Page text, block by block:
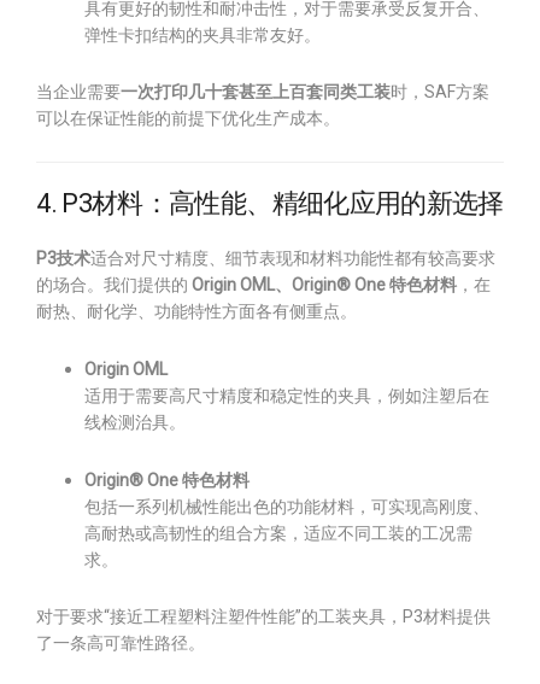
具有更好的韧性和耐冲击性，对于需要承受反复开合、
弹性卡扣结构的夹具非常友好。
当企业需要一次打印几十套甚至上百套同类工装时，SAF方案
可以在保证性能的前提下优化生产成本。
4. P3材料：高性能、精细化应用的新选择
P3技术适合对尺寸精度、细节表现和材料功能性都有较高要求
的场合。我们提供的 Origin OML、Origin® One 特色材料 ，在
耐热、耐化学、功能特性方面各有侧重点。
Origin OML
适用于需要高尺寸精度和稳定性的夹具，例如注塑后在
线检测治具。
Origin® One 特色材料
包括一系列机械性能出色的功能材料，可实现高刚度、
高耐热或高韧性的组合方案，适应不同工装的工况需
求。
对于要求“接近工程塑料注塑件性能”的工装夹具，P3材料提供
了一条高可靠性路径。